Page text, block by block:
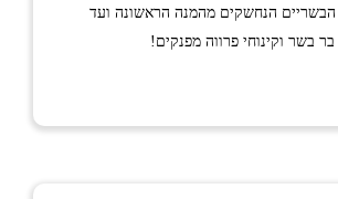
הבשריים הנחשקים מהמנה הראשונה ועד
בשר וקינוחי פרווה מפנקים!